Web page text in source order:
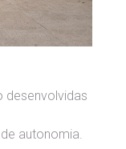
desenvolvidas
autonomia.